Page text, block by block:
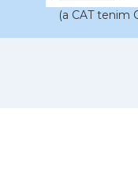
(a CAT tenim